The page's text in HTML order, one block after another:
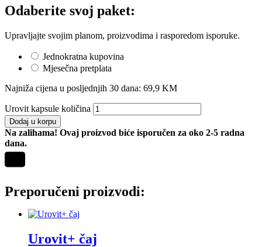
Odaberite svoj paket:
Upravljajte svojim planom, proizvodima i rasporedom isporuke.
Jednokratna kupovina
Mjesečna pretplata
Najniža cijena u posljednjih 30 dana: 69,9 KM
Urovit kapsule količina
Dodaj u korpu
Na zalihama! Ovaj proizvod biće isporučen za oko 2-5 radna
dana.
Preporučeni proizvodi:
Urovit+ čaj